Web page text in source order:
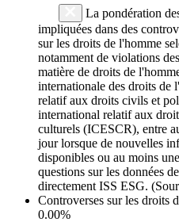
La pondération
impliquées dans des
sur les droits de l'homme
notamment de violations
matière de droits de
internationale des droits de
relatif aux droits civils et
international relatif aux
culturels (ICESCR), entre
jour lorsque de nouvelles
disponibles ou au moins
questions sur les données
directement ISS ESG.
Controverses sur les droits
0.00%